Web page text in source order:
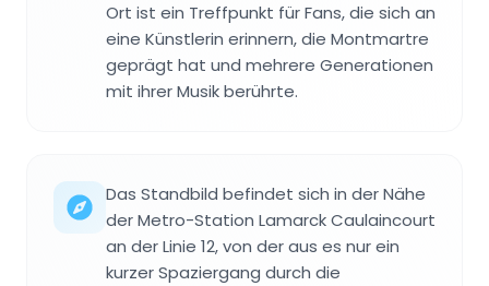
Ort ist ein Treffpunkt für Fans, die sich an
eine Künstlerin erinnern, die Montmartre
geprägt hat und mehrere Generationen
mit ihrer Musik berührte.
Das Standbild befindet sich in der Nähe
der Metro-Station Lamarck Caulaincourt
an der Linie 12, von der aus es nur ein
kurzer Spaziergang durch die